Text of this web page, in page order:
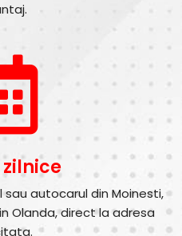
sau autocarul din Moinesti,
Olanda, direct la adresa